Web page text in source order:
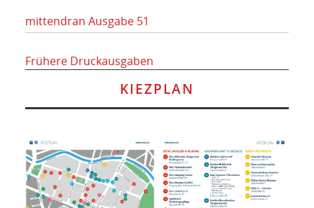
mittendran Ausgabe 51
Frühere Druckausgaben
KIEZPLAN